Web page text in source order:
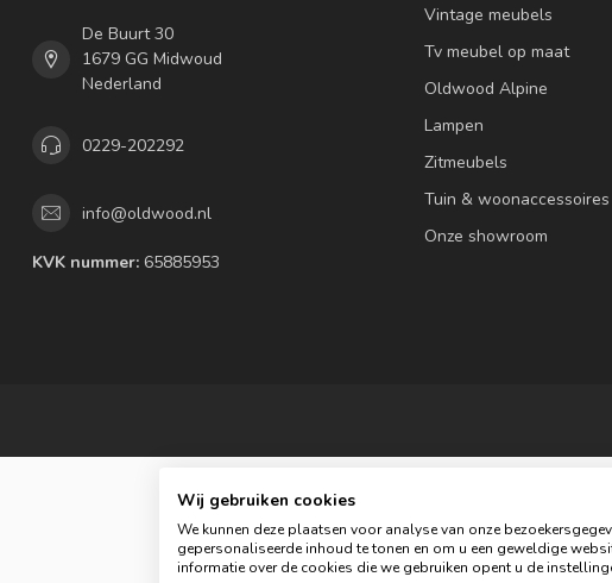
De Buurt 30
1679 GG Midwoud
Nederland
0229-202292
info@oldwood.nl
KVK nummer: 65885953
Vintage meubels
Tv meubel op maat
Oldwood Alpine
Lampen
Zitmeubels
Tuin & woonaccessoires
Onze showroom
©
Wij gebruiken cookies
We kunnen deze plaatsen voor analyse van onze
gepersonaliseerde inhoud te tonen en om u een geweldige
informatie over de cookies die we gebruiken opent u de